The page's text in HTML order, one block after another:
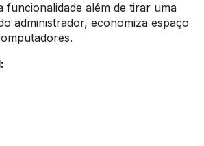
funcionalidade além de tirar uma
administrador, economiza espaço